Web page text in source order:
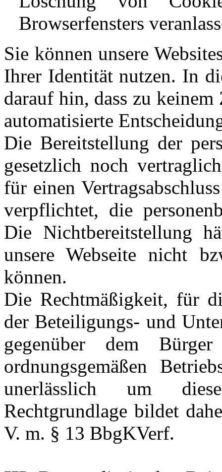
Browserfensters
Sie können unsere
Ihrer Identität nutzen. In
darauf hin, dass zu keinem
automatisierte
Die Bereitstellung der
gesetzlich noch
für einen
verpflichtet, die
Die Nichtbereitstellung
unsere Webseite nicht
können.
Die Rechtmäßigkeit, für
der Beteiligungs- und
gegenüber dem
ordnungsgemäßen
unerlässlich um
Rechtgrundlage bildet
V. m. § 13 BbgKVerf.